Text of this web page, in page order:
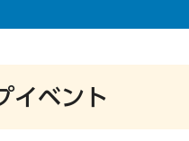
イベント